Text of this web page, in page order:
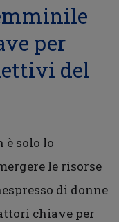
per
del
è solo lo
le risorse
di donne
chiave per